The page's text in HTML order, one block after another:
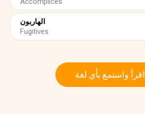
الهاربون
Fugitives
اقرأ واستمع بأي لغة